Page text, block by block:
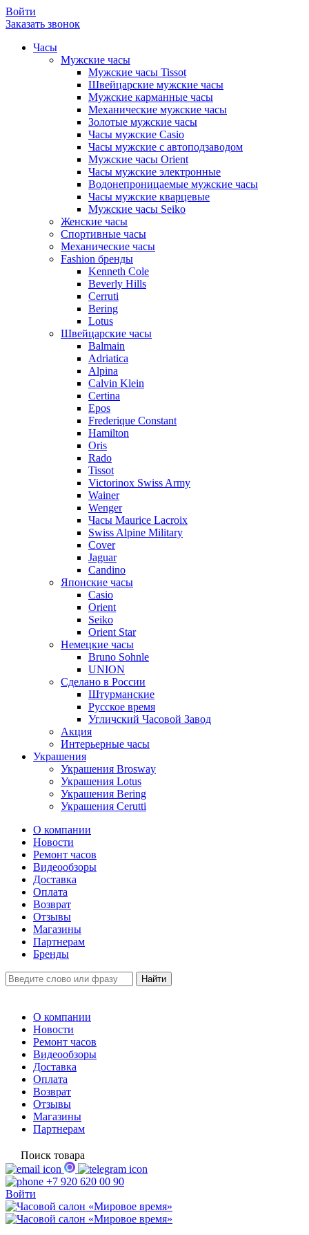
Войти
Заказать звонок
Часы
Мужские часы
Мужские часы Tissot
Швейцарские мужские часы
Мужские карманные часы
Механические мужские часы
Золотые мужские часы
Часы мужские Casio
Часы мужские с автоподзаводом
Мужские часы Orient
Часы мужские электронные
Водонепроницаемые мужские часы
Часы мужские кварцевые
Мужские часы Seiko
Женские часы
Спортивные часы
Механические часы
Fashion бренды
Kenneth Cole
Beverly Hills
Cerruti
Bering
Lotus
Швейцарские часы
Balmain
Adriatica
Alpina
Calvin Klein
Certina
Epos
Frederique Constant
Hamilton
Oris
Rado
Tissot
Victorinox Swiss Army
Wainer
Wenger
Часы Maurice Lacroix
Swiss Alpine Military
Cover
Jaguar
Candino
Японские часы
Casio
Orient
Seiko
Orient Star
Немецкие часы
Bruno Sohnle
UNION
Сделано в России
Штурманские
Русское время
Угличский Часовой Завод
Акция
Интерьерные часы
Украшения
Украшения Brosway
Украшения Lotus
Украшения Bering
Украшения Cerutti
О компании
Новости
Ремонт часов
Видеообзоры
Доставка
Оплата
Возврат
Отзывы
Магазины
Партнерам
Бренды
О компании
Новости
Ремонт часов
Видеообзоры
Доставка
Оплата
Возврат
Отзывы
Магазины
Партнерам
Поиск товара
+7 920 620 00 90
Войти